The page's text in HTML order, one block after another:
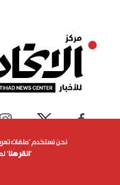
نحن نستخدم "ملفات
"انقر هنا"